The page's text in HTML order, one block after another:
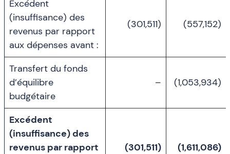
Excédent
(insuffisance) des
revenus par rapport
aux dépenses avant :
(301,511) (557,152)
Transfert du fonds
d’équilibre
budgétaire
– (1,053,934)
Excédent
(insuffisance) des
revenus par rapport
(301,511) (1,611,086)